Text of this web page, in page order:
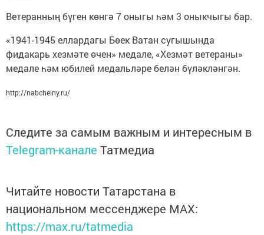
Ветеранның бүген көнгә 7 оныгы һәм 3 оныкчыгы бар.
«1941-1945 еллардагы Бөек Ватан сугышында
фидакарь хезмәте өчен» медале, «Хезмәт ветераны»
медале һәм юбилей медальләре белән бүләкләнгән.
http://nabchelny.ru/
Следите за самым важным и интересным в
Telegram-канале Татмедиа
Читайте новости Татарстана в
национальном мессенджере MАХ:
https://max.ru/tatmedia